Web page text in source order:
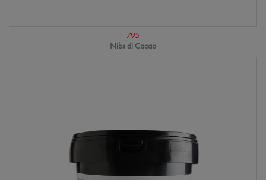
795
Nibs di Cacao